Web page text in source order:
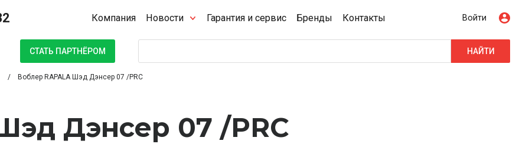
Компания Новости Гарантия и сервис Бренды Контакты Войти
СТАТЬ ПАРТНЁРОМ НАЙТИ
Воблер RAPALA Шэд Дэнсер 07 /PRC
Дэнсер 07 /PRC